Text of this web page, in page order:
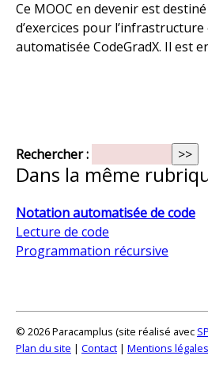
Ce MOOC en devenir est
d’exercices pour
automatisée CodeGradX. Il est
Rechercher :
Dans la même
Notation automatisée de code
Lecture de code
Programmation récursive
© 2026 Paracamplus (site réalisé avec
Plan du site | Contact | Mentions légales